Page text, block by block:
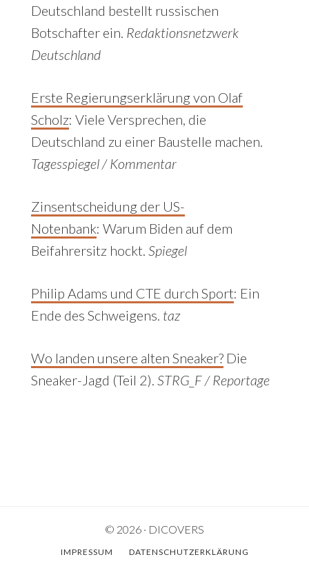
Deutschland bestellt russischen
Botschafter ein. Redaktionsnetzwerk
Deutschland
Erste Regierungserklärung von Olaf
Scholz: Viele Versprechen, die
Deutschland zu einer Baustelle machen.
Tagesspiegel / Kommentar
Zinsentscheidung der US-
Notenbank: Warum Biden auf dem
Beifahrersitz hockt. Spiegel
Philip Adams und CTE durch Sport: Ein
Ende des Schweigens. taz
Wo landen unsere alten Sneaker?Die
Sneaker-Jagd (Teil 2). STRG_F / Reportage
© 2026 · DICOVERS
IMPRESSUM DATENSCHUTZERKLÄRUNG